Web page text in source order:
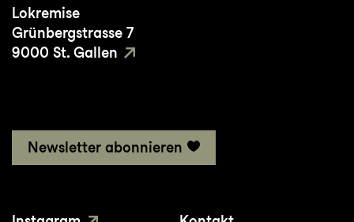
Lokremise
Grünbergstrasse 7
9000 St. Gallen
Newsletter abonnieren